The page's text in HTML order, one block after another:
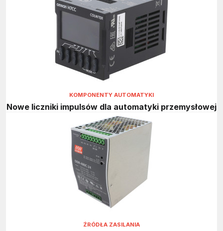
KOMPONENTY AUTOMATYKI
Nowe liczniki impulsów dla automatyki przemysłowej
ŹRÓDŁA ZASILANIA